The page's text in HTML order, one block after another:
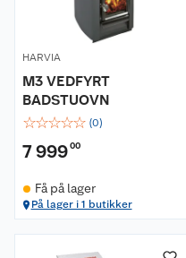
HARVIA
M3 VEDFYRT
BADSTUOVN
☆☆☆☆☆ (0)
7 99900
Få på lager
På lager i 1 butikker